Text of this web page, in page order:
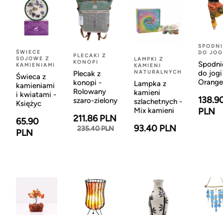
ŚWIECE
SOJOWE Z
KAMIENIAMI
Świeca z
kamieniami
i kwiatami -
Księżyc
65.90
PLN
PLECAKI Z
KONOPI
Plecak z
konopi -
Rolowany
szaro-zielony
211.86 PLN
235.40 PLN
LAMPKI Z
KAMIENI
NATURALNYCH
Lampka z
kamieni
szlachetnych -
Mix kamieni
93.40 PLN
DO
do
Orange
PLN